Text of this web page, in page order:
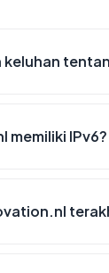
keluhan
memiliki IPv6?